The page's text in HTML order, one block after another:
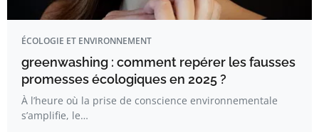
ÉCOLOGIE ET ENVIRONNEMENT
greenwashing : comment repérer les fausses
promesses écologiques en 2025 ?
À l’heure où la prise de conscience environnementale
s’amplifie, le…